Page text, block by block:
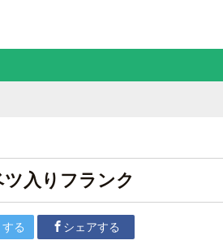
ツ入りフランク
る シェアする